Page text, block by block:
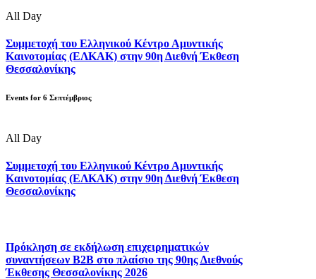
All Day
Συμμετοχή του Ελληνικού Κέντρο Αμυντικής
Καινοτομίας (ΕΛΚΑΚ) στην 90η Διεθνή Έκθεση
Θεσσαλονίκης
Events for 6 Σεπτέμβριος
All Day
Συμμετοχή του Ελληνικού Κέντρο Αμυντικής
Καινοτομίας (ΕΛΚΑΚ) στην 90η Διεθνή Έκθεση
Θεσσαλονίκης
Πρόκληση σε εκδήλωση επιχειρηματικών
συναντήσεων B2B στο πλαίσιο της 90ης Διεθνούς
Έκθεσης Θεσσαλονίκης 2026